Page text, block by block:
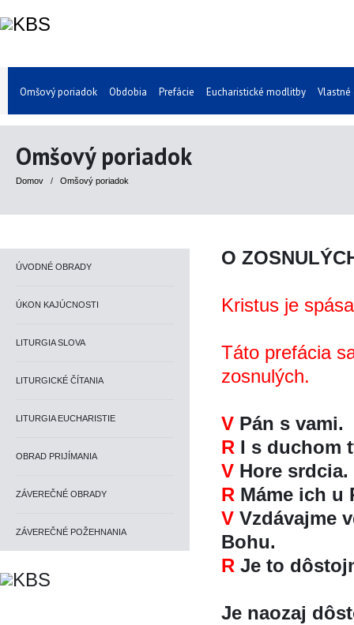
Omšový poriadok Obdobia Prefácie Eucharistické modlitby Vlastné
Omšový poriadok
Domov / Omšový poriadok
ÚVODNÉ OBRADY
ÚKON KAJÚCNOSTI
LITURGIA SLOVA
LITURGICKÉ ČÍTANIA
LITURGIA EUCHARISTIE
OBRAD PRIJÍMANIA
ZÁVEREČNÉ OBRADY
ZÁVEREČNÉ POŽEHNANIA
O
Kristus je
Táto prefácia
zosnulých.
V Pán s vami.
R I s duchom
V Hore srdcia.
R Máme ich u
V Vzdávajme
Bohu.
R Je to
Je naozaj